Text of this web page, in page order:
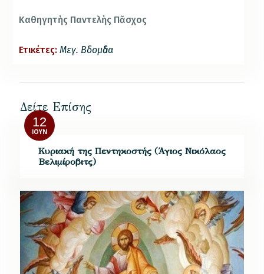
Καθηγητὴς Παντελὴς Πᾶσχος
Ετικέτες: Μεγ. Βδομἀδα
Δείτε Επίσης
12
ΙΟΎΝ
Κυριακή της Πεντηκοστής (Άγιος Νικόλαος
Βελιμίροβιτς)